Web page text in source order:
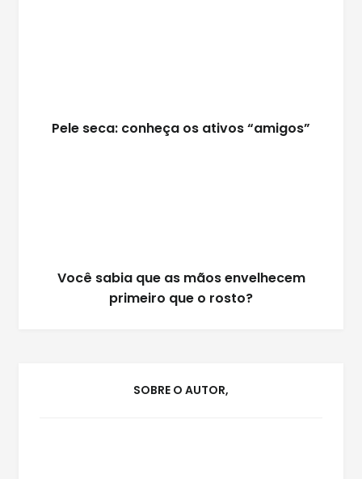
Pele seca: conheça os ativos “amigos”
Você sabia que as mãos envelhecem
primeiro que o rosto?
SOBRE O AUTOR,